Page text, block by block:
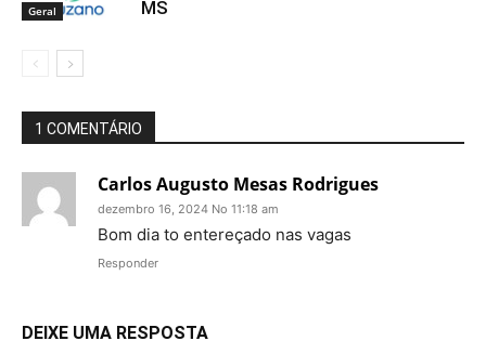
Geral MS
1 COMENTÁRIO
Carlos Augusto Mesas Rodrigues
dezembro 16, 2024 No 11:18 am
Bom dia to entereçado nas vagas
Responder
DEIXE UMA RESPOSTA